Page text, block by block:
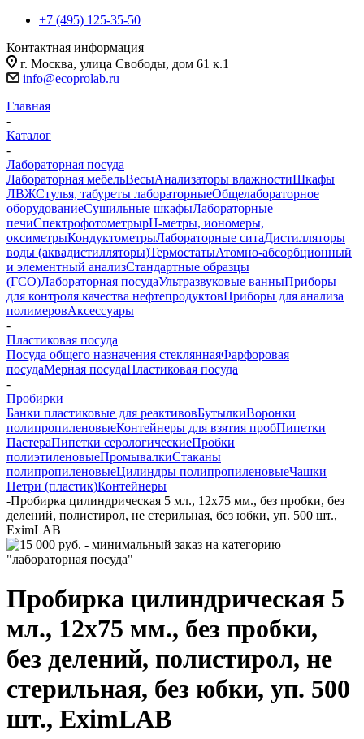
+7 (495) 125-35-50
Контактная информация
г. Москва, улица Свободы, дом 61 к.1
info@ecoprolab.ru
Главная
-
Каталог
-
Лабораторная посуда
Лабораторная мебельВесыАнализаторы влажностиШкафы
ЛВЖСтулья, табуреты лабораторныеОбщелабораторное
оборудованиеСушильные шкафыЛабораторные
печиСпектрофотометрыpH-метры, иономеры,
оксиметрыКондуктометрыЛабораторные ситаДистилляторы
воды (аквадистилляторы)ТермостатыАтомно-абсорбционный
и элементный анализСтандартные образцы
(ГСО)Лабораторная посудаУльтразвуковые ванныПриборы
для контроля качества нефтепродуктовПриборы для анализа
полимеровАксессуары
-
Пластиковая посуда
Посуда общего назначения стекляннаяФарфоровая
посудаМерная посудаПластиковая посуда
-
Пробирки
Банки пластиковые для реактивовБутылкиВоронки
полипропиленовыеКонтейнеры для взятия пробПипетки
ПастераПипетки серологическиеПробки
полиэтиленовыеПромывалкиСтаканы
полипропиленовыеЦилиндры полипропиленовыеЧашки
Петри (пластик)Контейнеры
-Пробирка цилиндрическая 5 мл., 12х75 мм., без пробки, без
делений, полистирол, не стерильная, без юбки, уп. 500 шт.,
EximLAB
Пробирка цилиндрическая 5
мл., 12х75 мм., без пробки,
без делений, полистирол, не
стерильная, без юбки, уп. 500
шт., EximLAB